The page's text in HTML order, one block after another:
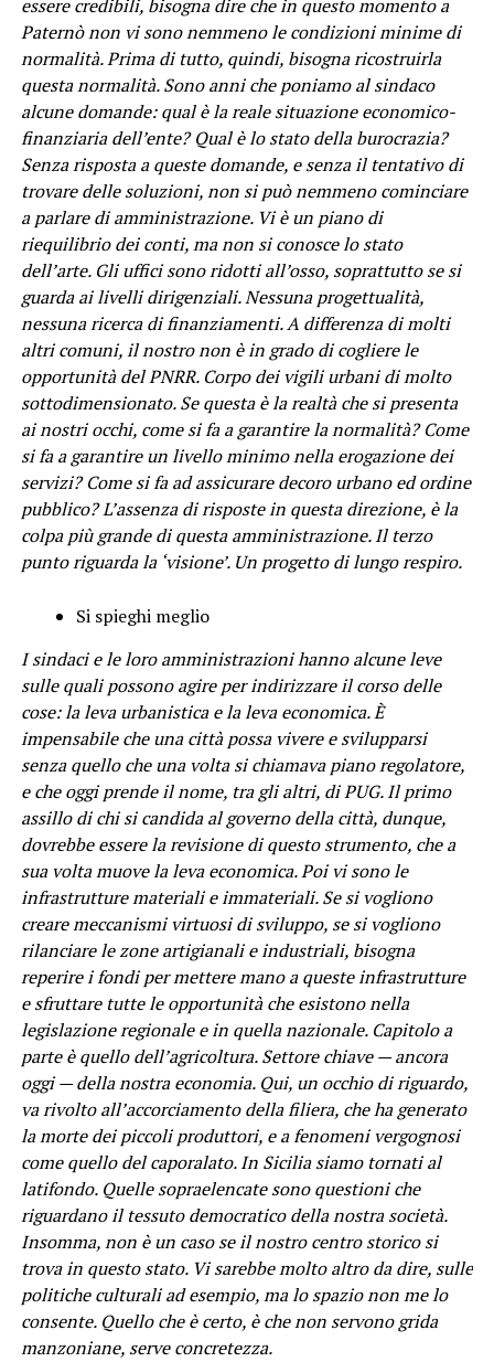
essere credibili, bisogna dire che in questo momento a
Paternò non vi sono nemmeno le condizioni minime di
normalità. Prima di tutto, quindi, bisogna ricostruirla
questa normalità. Sono anni che poniamo al sindaco
alcune domande: qual è la reale situazione economico-
finanziaria dell’ente? Qual è lo stato della burocrazia?
Senza risposta a queste domande, e senza il tentativo di
trovare delle soluzioni, non si può nemmeno cominciare
a parlare di amministrazione. Vi è un piano di
riequilibrio dei conti, ma non si conosce lo stato
dell’arte. Gli uffici sono ridotti all’osso, soprattutto se si
guarda ai livelli dirigenziali. Nessuna progettualità,
nessuna ricerca di finanziamenti. A differenza di molti
altri comuni, il nostro non è in grado di cogliere le
opportunità del PNRR. Corpo dei vigili urbani di molto
sottodimensionato. Se questa è la realtà che si presenta
ai nostri occhi, come si fa a garantire la normalità? Come
si fa a garantire un livello minimo nella erogazione dei
servizi? Come si fa ad assicurare decoro urbano ed ordine
pubblico? L’assenza di risposte in questa direzione, è la
colpa più grande di questa amministrazione. Il terzo
punto riguarda la ‘visione’. Un progetto di lungo respiro.
Si spieghi meglio
I sindaci e le loro amministrazioni hanno alcune leve
sulle quali possono agire per indirizzare il corso delle
cose: la leva urbanistica e la leva economica. È
impensabile che una città possa vivere e svilupparsi
senza quello che una volta si chiamava piano regolatore,
e che oggi prende il nome, tra gli altri, di PUG. Il primo
assillo di chi si candida al governo della città, dunque,
dovrebbe essere la revisione di questo strumento, che a
sua volta muove la leva economica. Poi vi sono le
infrastrutture materiali e immateriali. Se si vogliono
creare meccanismi virtuosi di sviluppo, se si vogliono
rilanciare le zone artigianali e industriali, bisogna
reperire i fondi per mettere mano a queste infrastrutture
e sfruttare tutte le opportunità che esistono nella
legislazione regionale e in quella nazionale. Capitolo a
parte è quello dell’agricoltura. Settore chiave — ancora
oggi — della nostra economia. Qui, un occhio di riguardo,
va rivolto all’accorciamento della filiera, che ha generato
la morte dei piccoli produttori, e a fenomeni vergognosi
come quello del caporalato. In Sicilia siamo tornati al
latifondo. Quelle sopraelencate sono questioni che
riguardano il tessuto democratico della nostra società.
Insomma, non è un caso se il nostro centro storico si
trova in questo stato. Vi sarebbe molto altro da dire, sulle
politiche culturali ad esempio, ma lo spazio non me lo
consente. Quello che è certo, è che non servono grida
manzoniane, serve concretezza.